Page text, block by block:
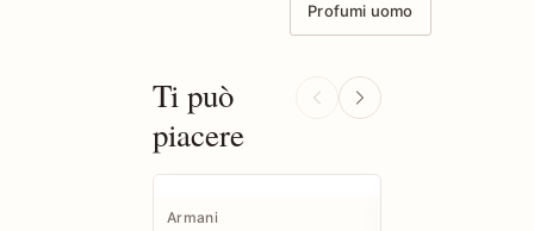
Profumi uomo
Ti può
piacere
Armani